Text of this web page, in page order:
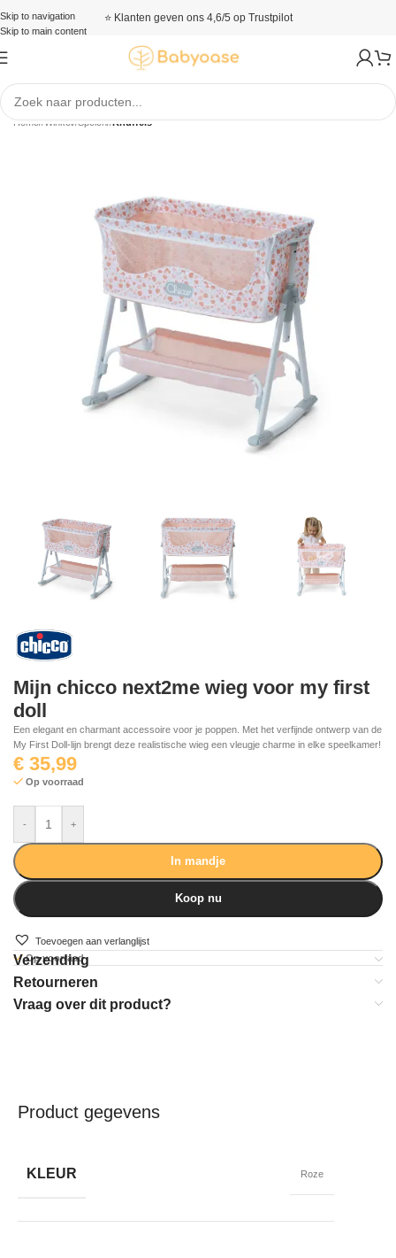
Skip to navigation
Skip to main content
⭐ Klanten geven ons 4,6/5 op Trustpilot
Home/ Winkel/ Spelen/ Knuffels
Mijn chicco next2me wieg voor my first
doll
Een elegant en charmant accessoire voor je poppen. Met het verfijnde ontwerp van de
My First Doll-lijn brengt deze realistische wieg een vleugje charme in elke speelkamer!
€ 35,99
Op voorraad
- +
In mandje
Koop nu
Toevoegen aan verlanglijst
Op voorraad
Verzending
Retourneren
Vraag over dit product?
Product gegevens
KLEUR Roze